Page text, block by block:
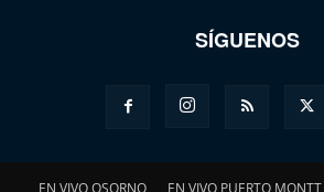
SÍGUENOS